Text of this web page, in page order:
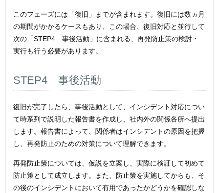
このフェーズには「復旧」までが含まれます。復旧には数ヵ月
の期間がかかるケースもあり、この場合、復旧対応と並行して
次の「STEP4 事後活動」に含まれる、再発防止策の検討・
実行も行う必要があります。
STEP4 事後活動
復旧が完了したら、事後活動として、インシデント対応につい
て時系列で説明した報告書を作成し、社内外の関係各所へ提出
します。報告書によって、関係者はインシデントの原因を把握
し、再発防止のための対策について理解できます。
再発防止策については、仮説を立案し、実際に検証して初めて
防止策として成立します。また、防止策を実施してからも、そ
の後のインシデントにおいて有用であったかどうかを確認しな